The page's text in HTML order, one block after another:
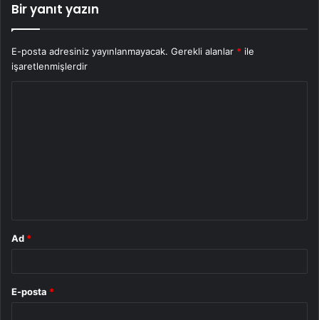
Bir yanıt yazın
E-posta adresiniz yayınlanmayacak. Gerekli alanlar * ile
işaretlenmişlerdir
Ad *
E-posta *